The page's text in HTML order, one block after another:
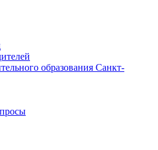
образования Санкт-